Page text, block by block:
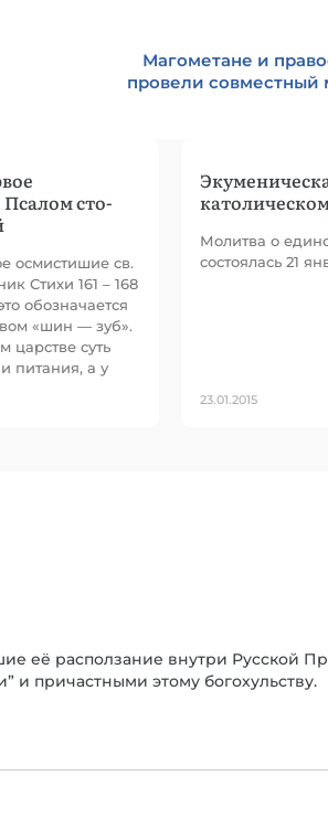
Магометане и
провели совместный
сто-
осмистишие св.
Стихи 161 – 168
обозначается
«шин — зуб».
царстве суть
питания, а у
Молитва о
состоялась 21
23.01.2015
её расползание внутри Русской
причастными этому богохульству.